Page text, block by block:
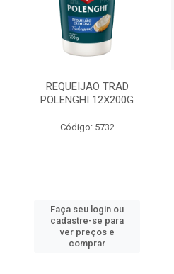
REQUEIJAO TRAD
POLENGHI 12X200G
Código: 5732
Faça seu login ou
cadastre-se para
ver preços e
comprar